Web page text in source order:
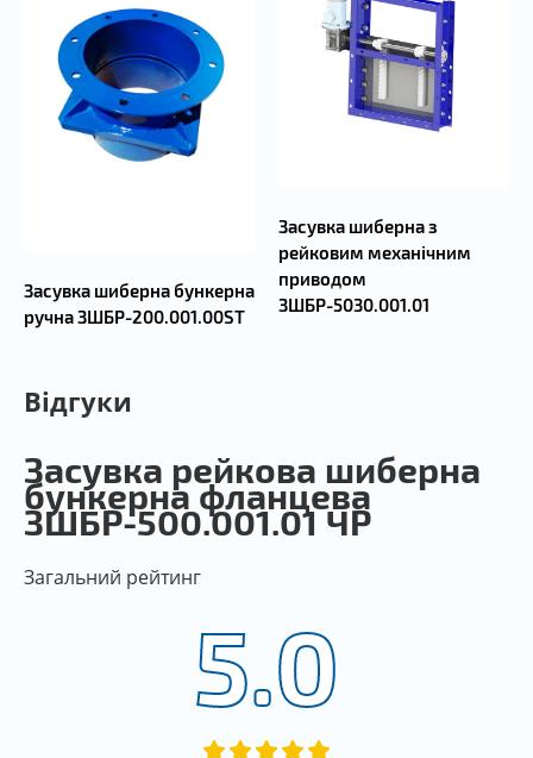
У полицях корпусу є наскрізні отвори для кріплення
засувки за місцем призначення.
Гарантійний термін експлуатації 12 місяців з дня
продажу, за умови дотримання всіх правил
експлуатації.
гарантійного терміну експлуатації.
Засувка шиберна бункерна
ручна ЗШБР-200.001.00ST
Засувка шиберна з
рейковим механічним
приводом
ЗШБР-5030.001.01
Відгуки
Засувка рейкова шиберна
бункерна фланцева
ЗШБР-500.001.01 ЧР
Загальний рейтинг
5.0